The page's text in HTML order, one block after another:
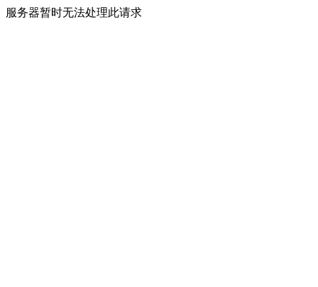
服务器暂时无法处理此请求